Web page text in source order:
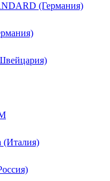
(Германия)
(Италия)